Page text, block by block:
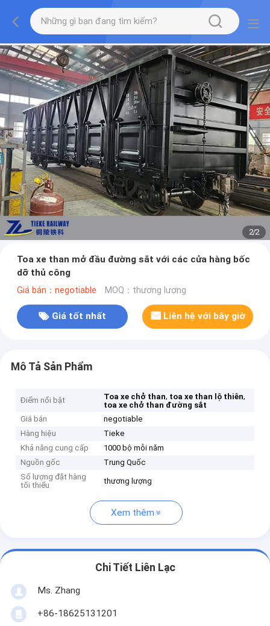
2/2
Toa xe than mở đầu đường sắt với các cửa hàng bốc
dỡ thủ công
Giá bán：negotiable MOQ：thương lượng
Giá tốt nhất Liên hệ với bây giờ
Mô Tả Sản Phẩm
Điểm nổi bật Toa xe chở than, toa xe than lộ thiên,
toa xe chở than đường sắt
Giá bán
negotiable
Hàng hiệu
Tieke
Khả năng cung cấp
1000 bộ mỗi năm
Nguồn gốc
Trung Quốc
Số lượng đặt hàng
tối thiểu
thương lượng
Xem thêm
Chi Tiết Liên Lạc
Ms. Zhang
+86-18625131201